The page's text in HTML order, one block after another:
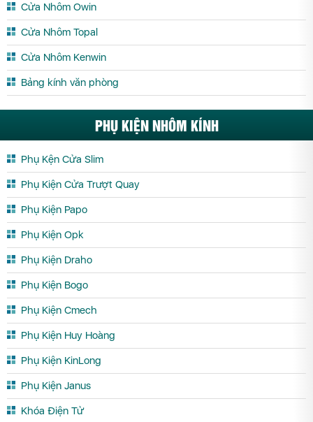
Cửa Nhôm Owin
Cửa Nhôm Topal
Cửa Nhôm Kenwin
Bảng kính văn phòng
PHỤ KIỆN NHÔM KÍNH
Phụ Kện Cửa Slim
Phụ Kiện Cửa Trượt Quay
Phụ Kiện Papo
Phụ Kiện Opk
Phụ Kiện Draho
Phụ Kiện Bogo
Phụ Kiện Cmech
Phụ Kiện Huy Hoàng
Phụ Kiện KinLong
Phụ Kiện Janus
Khóa Điện Tử